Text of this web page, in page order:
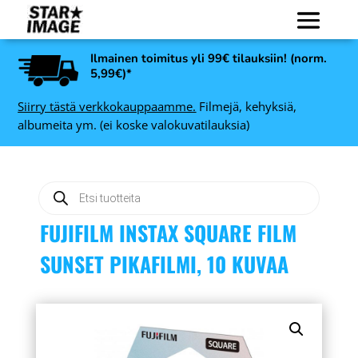
Ilmainen toimitus yli 99€ tilauksiin! (norm.
5,99€)*
Siirry tästä verkkokauppaamme. Filmejä, kehyksiä,
albumeita ym. (ei koske valokuvatilauksia)
search
FUJIFILM INSTAX SQUARE FILM
SUNSET PIKAFILMI, 10 KUVAA
Focus Prestige Minimax